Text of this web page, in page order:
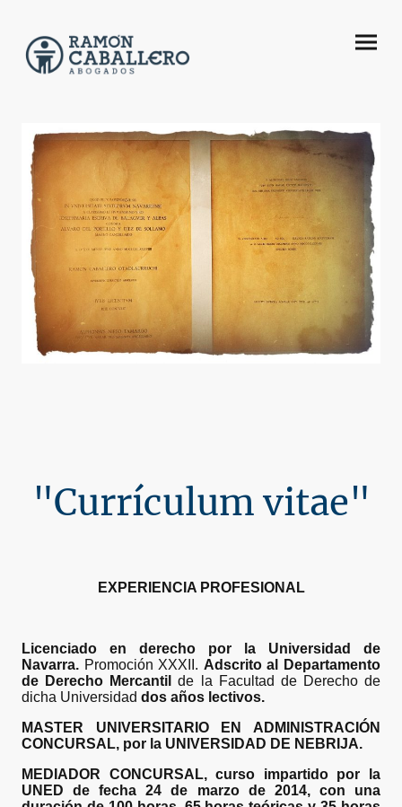
"Currículum vitae"
EXPERIENCIA PROFESIONAL
Licenciado en derecho por la Universidad de
Navarra. Promoción XXXII. Adscrito al Departamento
de Derecho Mercantilde la Facultad de Derecho de
dicha Universidad dos años lectivos.
MASTER UNIVERSITARIO EN ADMINISTRACIÓN
CONCURSAL, por la UNIVERSIDAD DE NEBRIJA.
MEDIADOR CONCURSAL, curso impartido por la
UNED de fecha 24 de marzo de 2014, con una